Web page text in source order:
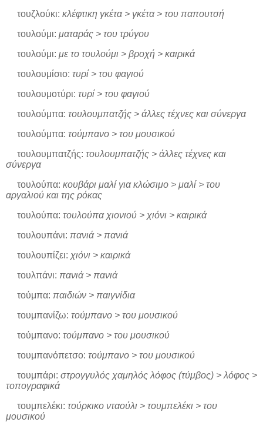
τουζλούκι: κλέφτικη γκέτα > γκέτα > του παπουτσή
τουλούμι: ματαράς > του τρύγου
τουλούμι: με το τουλούμι > βροχή > καιρικά
τουλουμίσιο: τυρί > του φαγιού
τουλουμοτύρι: τυρί > του φαγιού
τουλούμπα: τουλουμπατζής > άλλες τέχνες και σύνεργα
τουλούμπα: τούμπανο > του μουσικού
τουλουμπατζής: τουλουμπατζής > άλλες τέχνες και
σύνεργα
τουλούπα: κουβάρι μαλί για κλώσιμο > μαλί > του
αργαλιού και της ρόκας
τουλούπα: τουλούπα χιονιού > χιόνι > καιρικά
τουλουπάνι: πανιά > πανιά
τουλουπίζει: χιόνι > καιρικά
τουλπάνι: πανιά > πανιά
τούμπα: παιδιών > παιγνίδια
τουμπανίζω: τούμπανο > του μουσικού
τούμπανο: τούμπανο > του μουσικού
τουμπανόπετσο: τούμπανο > του μουσικού
τουμπάρι: στρογγυλός χαμηλός λόφος (τύμβος) > λόφος >
τοπογραφικά
τουμπελέκι: τούρκικο νταούλι > τουμπελέκι > του
μουσικού